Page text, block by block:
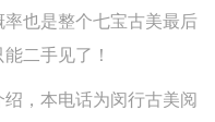
也是整个七宝古美最后
二手见了！
，本电话为闵行古美阅